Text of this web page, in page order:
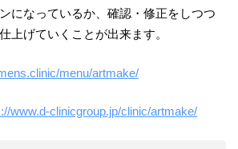
になっているか、確認・修正をしつつ
上げていくことが出来ます。
menu/artmake/
www.d-clinicgroup.jp/clinic/artmake/